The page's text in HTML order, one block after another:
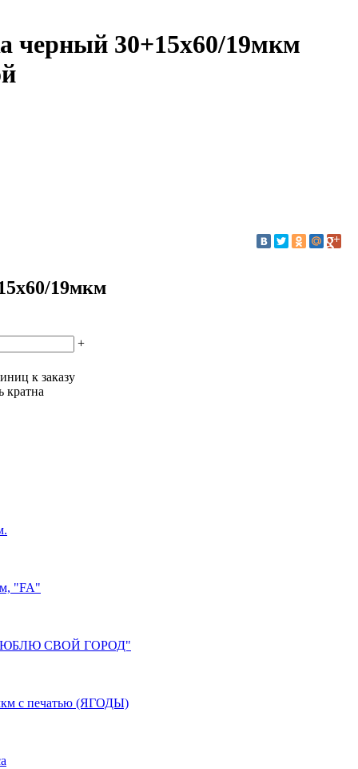
черный 30+15х60/19мкм
19мкм
+
к заказу
кратна
"FA"
ЛЮБЛЮ СВОЙ ГОРОД"
с печатью (ЯГОДЫ)